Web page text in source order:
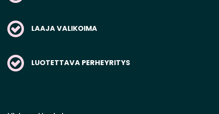
LAAJA VALIKOIMA
LUOTETTAVA PERHEYRITYS